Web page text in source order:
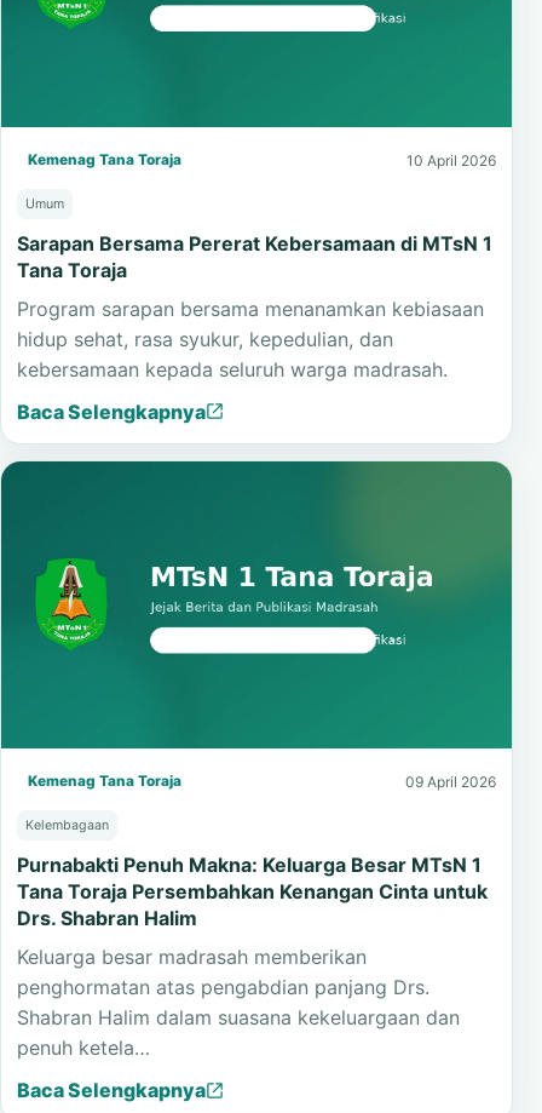
Kemenag Tana Toraja 10 April 2026
Umum
Sarapan Bersama Pererat Kebersamaan di MTsN 1
Tana Toraja
Program sarapan bersama menanamkan kebiasaan
hidup sehat, rasa syukur, kepedulian, dan
kebersamaan kepada seluruh warga madrasah.
Kemenag Tana Toraja 09 April 2026
Kelembagaan
Purnabakti Penuh Makna: Keluarga Besar MTsN 1
Tana Toraja Persembahkan Kenangan Cinta untuk
Drs. Shabran Halim
Keluarga besar madrasah memberikan
penghormatan atas pengabdian panjang Drs.
Shabran Halim dalam suasana kekeluargaan dan